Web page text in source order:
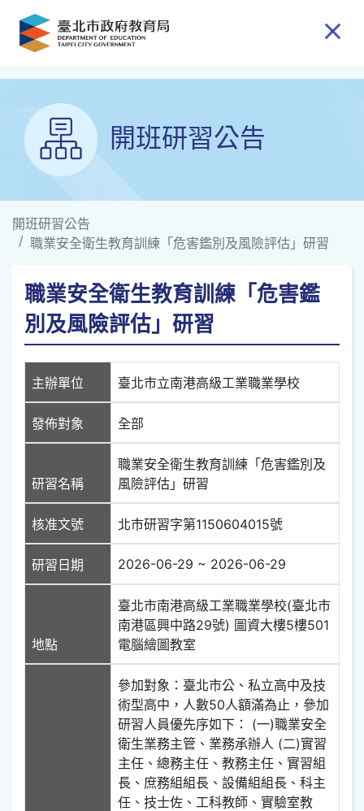
跳到主要內容
開班研習公告
開班研習公告
職業安全衛生教育訓練「危害鑑別及風險評估」研習
職業安全衛生教育訓練「危害鑑
別及風險評估」研習
主辦單位 臺北市立南港高級工業職業學校
發佈對象 全部
研習名稱
職業安全衛生教育訓練「危害鑑別及
風險評估」研習
核准文號 北市研習字第1150604015號
研習日期 2026-06-29 ~ 2026-06-29
地點
臺北市南港高級工業職業學校(臺北市
南港區興中路29號) 圖資大樓5樓501
電腦繪圖教室
參加對象：臺北市公、私立高中及技
術型高中，人數50人額滿為止，參加
研習人員優先序如下： (一)職業安全
衛生業務主管、業務承辦人 (二)實習
主任、總務主任、教務主任、實習組
長、庶務組組長、設備組組長、科主
任、技士佐、工科教師、實驗室教